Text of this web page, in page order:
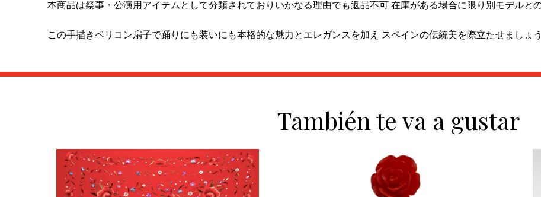
本商品は祭事・公演用アイテムとして分類されておりいかなる理由でも返品不可 在庫がある場合に限り別モデルと
この手描きペリコン扇子で踊りにも装いにも本格的な魅力とエレガンスを加え スペインの伝統美を際立たせましょう
También te va a gustar